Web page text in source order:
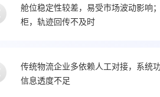
舱位稳定性较差，易受市场波动影响
柜，轨迹回传不及时
传统物流企业多依赖人工对接，系统功
信息透度不足